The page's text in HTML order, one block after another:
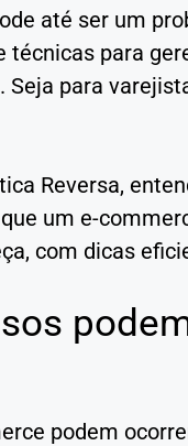
até ser um
para
para
Reversa,
um e-
com dicas
podem